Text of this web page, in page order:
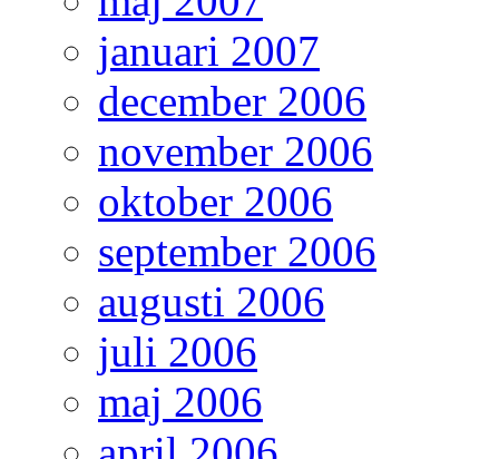
januari 2007
december 2006
november 2006
oktober 2006
september 2006
augusti 2006
juli 2006
maj 2006